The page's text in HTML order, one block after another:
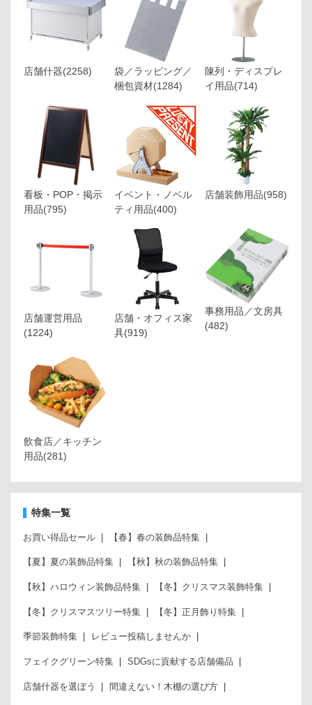
店舗什器(2258)
袋／ラッピング／
梱包資材(1284)
陳列・ディスプレ
イ用品(714)
看板・POP・掲示
用品(795)
イベント・ノベル
ティ用品(400)
店舗装飾用品(958)
店舗運営用品
(1224)
店舗・オフィス家
具(919)
事務用品／文房具
(482)
飲食店／キッチン
用品(281)
特集一覧
お買い得品セール 【春】春の装飾品特集
【夏】夏の装飾品特集 【秋】秋の装飾品特集
【秋】ハロウィン装飾品特集 【冬】クリスマス装飾特集
【冬】クリスマスツリー特集 【冬】正月飾り特集
季節装飾特集 レビュー投稿しませんか
フェイクグリーン特集 SDGsに貢献する店舗備品
店舗什器を選ぼう 間違えない！木棚の選び方